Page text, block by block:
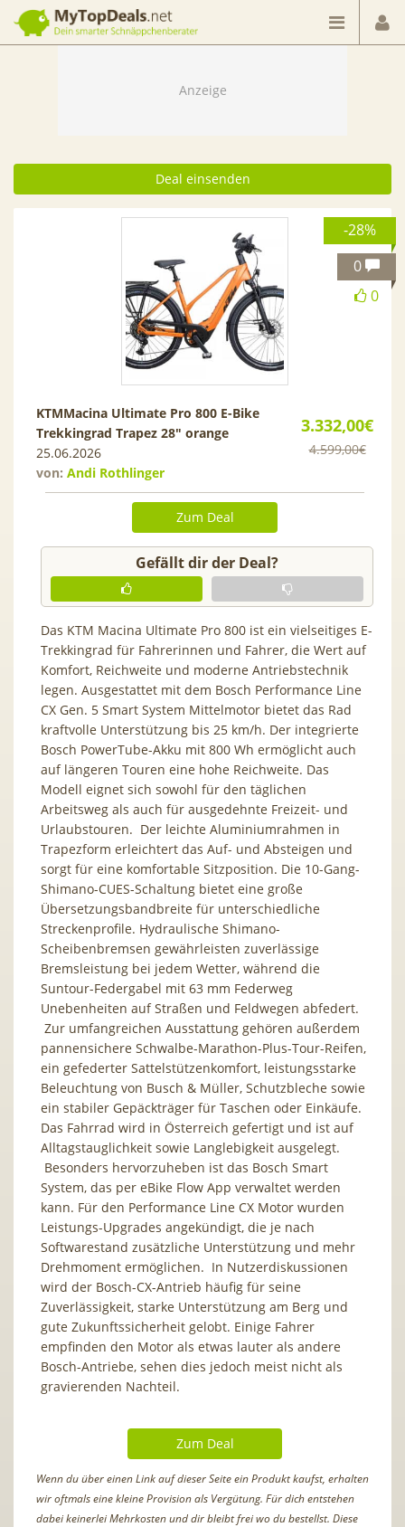
Dein smarter Schnäppchenberater
Deal einsenden
-28%
0
0
3.332,00€
4.599,00€
KTMMacina Ultimate Pro 800 E-Bike
Trekkingrad Trapez 28″ orange
25.06.2026
von: Andi Rothlinger
Zum Deal
Gefällt dir der Deal?
Das KTM Macina Ultimate Pro 800 ist ein vielseitiges E-
Trekkingrad für Fahrerinnen und Fahrer, die Wert auf
Komfort, Reichweite und moderne Antriebstechnik
legen. Ausgestattet mit dem Bosch Performance Line
CX Gen. 5 Smart System Mittelmotor bietet das Rad
kraftvolle Unterstützung bis 25 km/h. Der integrierte
Bosch PowerTube-Akku mit 800 Wh ermöglicht auch
auf längeren Touren eine hohe Reichweite. Das
Modell eignet sich sowohl für den täglichen
Arbeitsweg als auch für ausgedehnte Freizeit- und
Urlaubstouren. Der leichte Aluminiumrahmen in
Trapezform erleichtert das Auf- und Absteigen und
sorgt für eine komfortable Sitzposition. Die 10-Gang-
Shimano-CUES-Schaltung bietet eine große
Übersetzungsbandbreite für unterschiedliche
Streckenprofile. Hydraulische Shimano-
Scheibenbremsen gewährleisten zuverlässige
Bremsleistung bei jedem Wetter, während die
Suntour-Federgabel mit 63 mm Federweg
Unebenheiten auf Straßen und Feldwegen abfedert.
Zur umfangreichen Ausstattung gehören außerdem
pannensichere Schwalbe-Marathon-Plus-Tour-Reifen,
ein gefederter Sattelstützenkomfort, leistungsstarke
Beleuchtung von Busch & Müller, Schutzbleche sowie
ein stabiler Gepäckträger für Taschen oder Einkäufe.
Das Fahrrad wird in Österreich gefertigt und ist auf
Alltagstauglichkeit sowie Langlebigkeit ausgelegt.
Besonders hervorzuheben ist das Bosch Smart
System, das per eBike Flow App verwaltet werden
kann. Für den Performance Line CX Motor wurden
Leistungs-Upgrades angekündigt, die je nach
Softwarestand zusätzliche Unterstützung und mehr
Drehmoment ermöglichen. In Nutzerdiskussionen
wird der Bosch-CX-Antrieb häufig für seine
Zuverlässigkeit, starke Unterstützung am Berg und
gute Zukunftssicherheit gelobt. Einige Fahrer
empfinden den Motor als etwas lauter als andere
Bosch-Antriebe, sehen dies jedoch meist nicht als
gravierenden Nachteil.
Zum Deal
Wenn du über einen Link auf dieser Seite ein Produkt kaufst, erhalten
wir oftmals eine kleine Provision als Vergütung. Für dich entstehen
dabei keinerlei Mehrkosten und dir bleibt frei wo du bestellst. Diese